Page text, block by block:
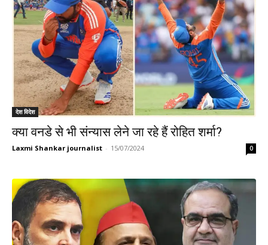
देश विदेश
क्या वनडे से भी संन्यास लेने जा रहे हैं रोहित शर्मा?
Laxmi Shankar journalist - 15/07/2024 0